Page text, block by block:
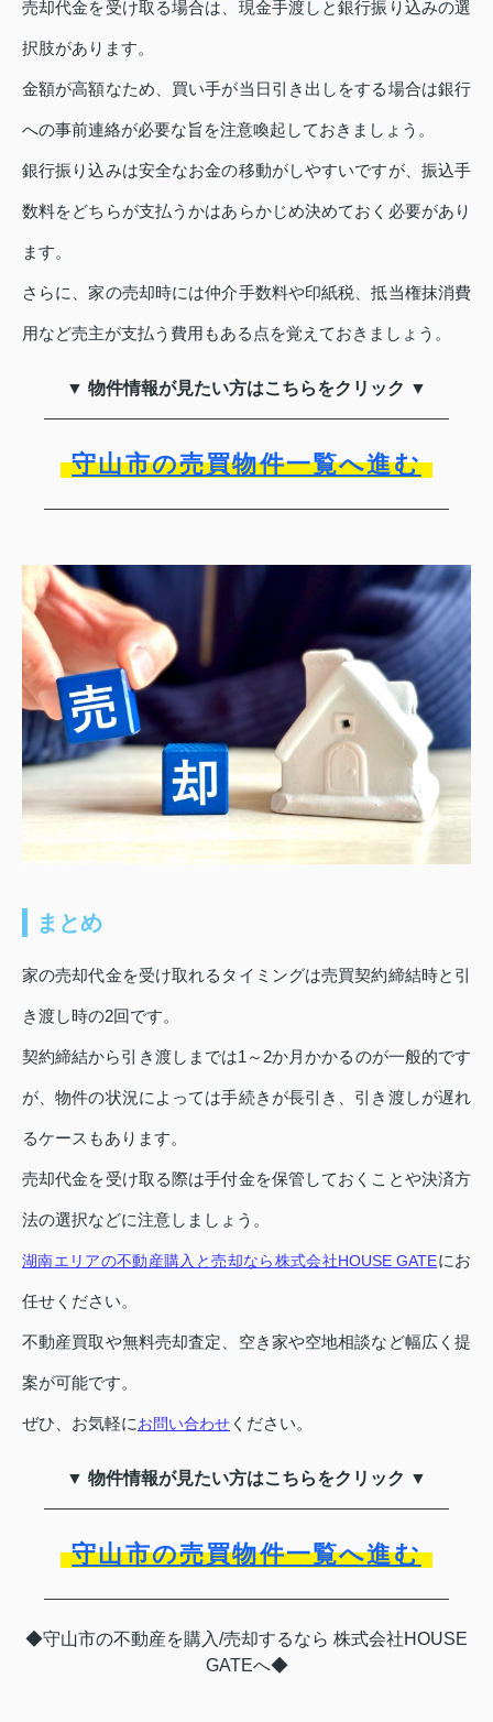
売却代金を受け取る場合は、現金手渡しと銀行振り込みの選
択肢があります。
金額が高額なため、買い手が当日引き出しをする場合は銀行
への事前連絡が必要な旨を注意喚起しておきましょう。
銀行振り込みは安全なお金の移動がしやすいですが、振込手
数料をどちらが支払うかはあらかじめ決めておく必要があり
ます。
さらに、家の売却時には仲介手数料や印紙税、抵当権抹消費
用など売主が支払う費用もある点を覚えておきましょう。
▼ 物件情報が見たい方はこちらをクリック ▼
守山市の売買物件一覧へ進む
まとめ
家の売却代金を受け取れるタイミングは売買契約締結時と引
き渡し時の2回です。
契約締結から引き渡しまでは1～2か月かかるのが一般的です
が、物件の状況によっては手続きが長引き、引き渡しが遅れ
るケースもあります。
売却代金を受け取る際は手付金を保管しておくことや決済方
法の選択などに注意しましょう。
湖南エリアの不動産購入と売却なら株式会社HOUSE GATEにお
任せください。
不動産買取や無料売却査定、空き家や空地相談など幅広く提
案が可能です。
ぜひ、お気軽にお問い合わせ ください。
▼ 物件情報が見たい方はこちらをクリック ▼
守山市の売買物件一覧へ進む
◆守山市の不動産を購入/売却するなら 株式会社HOUSE
GATEへ◆